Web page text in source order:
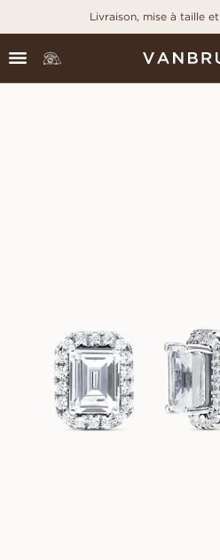
Livraison, mise à taille